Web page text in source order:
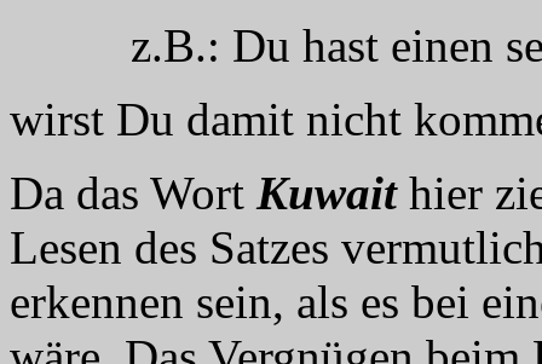
z.B.: Du hast einen
wirst Du damit nicht
Da das Wort Kuwaithier
Lesen des Satzes
erkennen sein, als es bei